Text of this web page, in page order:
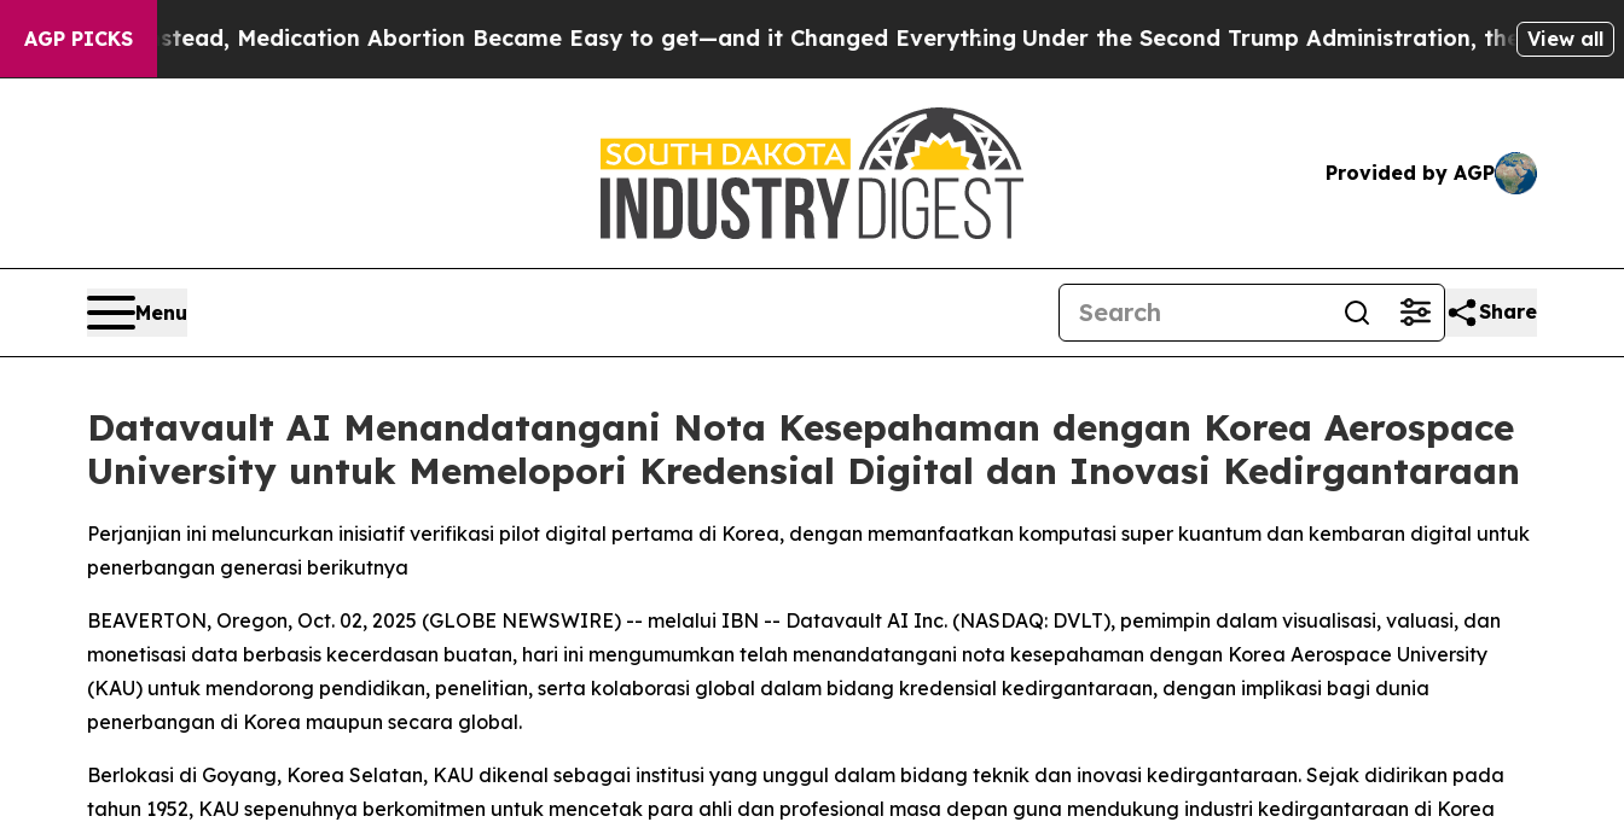
AGP PICKSMedication Abortion Became Easy to get—and it Changed EverythingUnder the Second Trump Administration, the Fight Over HistoryView all
Provided by AGP
Menu Share
Datavault AI Menandatangani Nota Kesepahaman dengan Korea Aerospace
University untuk Memelopori Kredensial Digital dan Inovasi Kedirgantaraan
Perjanjian ini meluncurkan inisiatif verifikasi pilot digital pertama di Korea, dengan memanfaatkan komputasi super kuantum dan kembaran digital untuk
penerbangan generasi berikutnya
BEAVERTON, Oregon, Oct. 02, 2025 (GLOBE NEWSWIRE) -- melalui IBN -- Datavault AI Inc. (NASDAQ: DVLT), pemimpin dalam visualisasi, valuasi, dan
monetisasi data berbasis kecerdasan buatan, hari ini mengumumkan telah menandatangani nota kesepahaman dengan Korea Aerospace University
(KAU) untuk mendorong pendidikan, penelitian, serta kolaborasi global dalam bidang kredensial kedirgantaraan, dengan implikasi bagi dunia
penerbangan di Korea maupun secara global.
Berlokasi di Goyang, Korea Selatan, KAU dikenal sebagai institusi yang unggul dalam bidang teknik dan inovasi kedirgantaraan. Sejak didirikan pada
tahun 1952, KAU sepenuhnya berkomitmen untuk mencetak para ahli dan profesional masa depan guna mendukung industri kedirgantaraan di Korea